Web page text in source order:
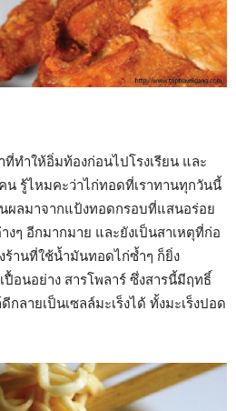
ที่ทำให้อิ่มท้องก่อนไปโรงเรียน และ
น รู้ไหมคะว่าไก่ทอดที่เราทานทุกวันนี้
ผลมาจากแป้งทอดกรอบที่แสนอร่อย
ๆ อีกมากมาย และยังเป็นสาเหตุที่ก่อ
ร้านที่ใช้น้ำมันทอดไก่ซ้ำๆ ก็ยิ่ง
ปื้อนอย่าง สารโพลาร์ ซึ่งสารนี้มีฤทธิ์
ลายเป็นเซลล์มะเร็งได้ ทั้งมะเร็งปอด